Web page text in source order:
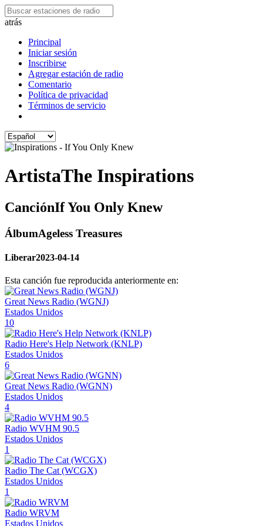
atrás
Principal
Iniciar sesión
Inscribirse
Agregar estación de radio
Comentario
Política de privacidad
Términos de servicio
ArtistaThe Inspirations
CanciónIf You Only Knew
ÁlbumAgeless Treasures
Liberar2023-04-14
Esta canción fue reproducida anteriormente en:
Great News Radio (WGNJ)
Estados Unidos
10
Radio Here's Help Network (KNLP)
Estados Unidos
6
Great News Radio (WGNN)
Estados Unidos
4
Radio WVHM 90.5
Estados Unidos
1
Radio The Cat (WCGX)
Estados Unidos
1
Radio WRVM
Estados Unidos